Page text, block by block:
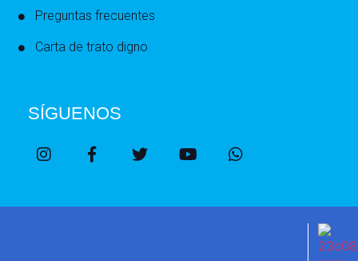
Preguntas frecuentes
Carta de trato digno
SÍGUENOS